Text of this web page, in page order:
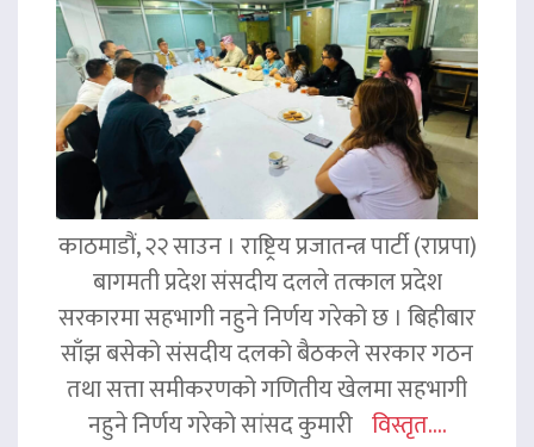
काठमाडौं, २२ साउन । राष्ट्रिय प्रजातन्त्र पार्टी (राप्रपा)
बागमती प्रदेश संसदीय दलले तत्काल प्रदेश
सरकारमा सहभागी नहुने निर्णय गरेको छ । बिहीबार
साँझ बसेको संसदीय दलको बैठकले सरकार गठन
तथा सत्ता समीकरणको गणितीय खेलमा सहभागी
नहुने निर्णय गरेको सांसद कुमारी विस्तृत....